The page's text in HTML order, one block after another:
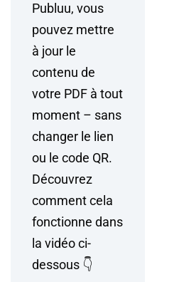
Publuu, vous
pouvez mettre
à jour le
contenu de
votre PDF à tout
moment – sans
changer le lien
ou le code QR.
Découvrez
comment cela
fonctionne dans
la vidéo ci-
dessous 👇